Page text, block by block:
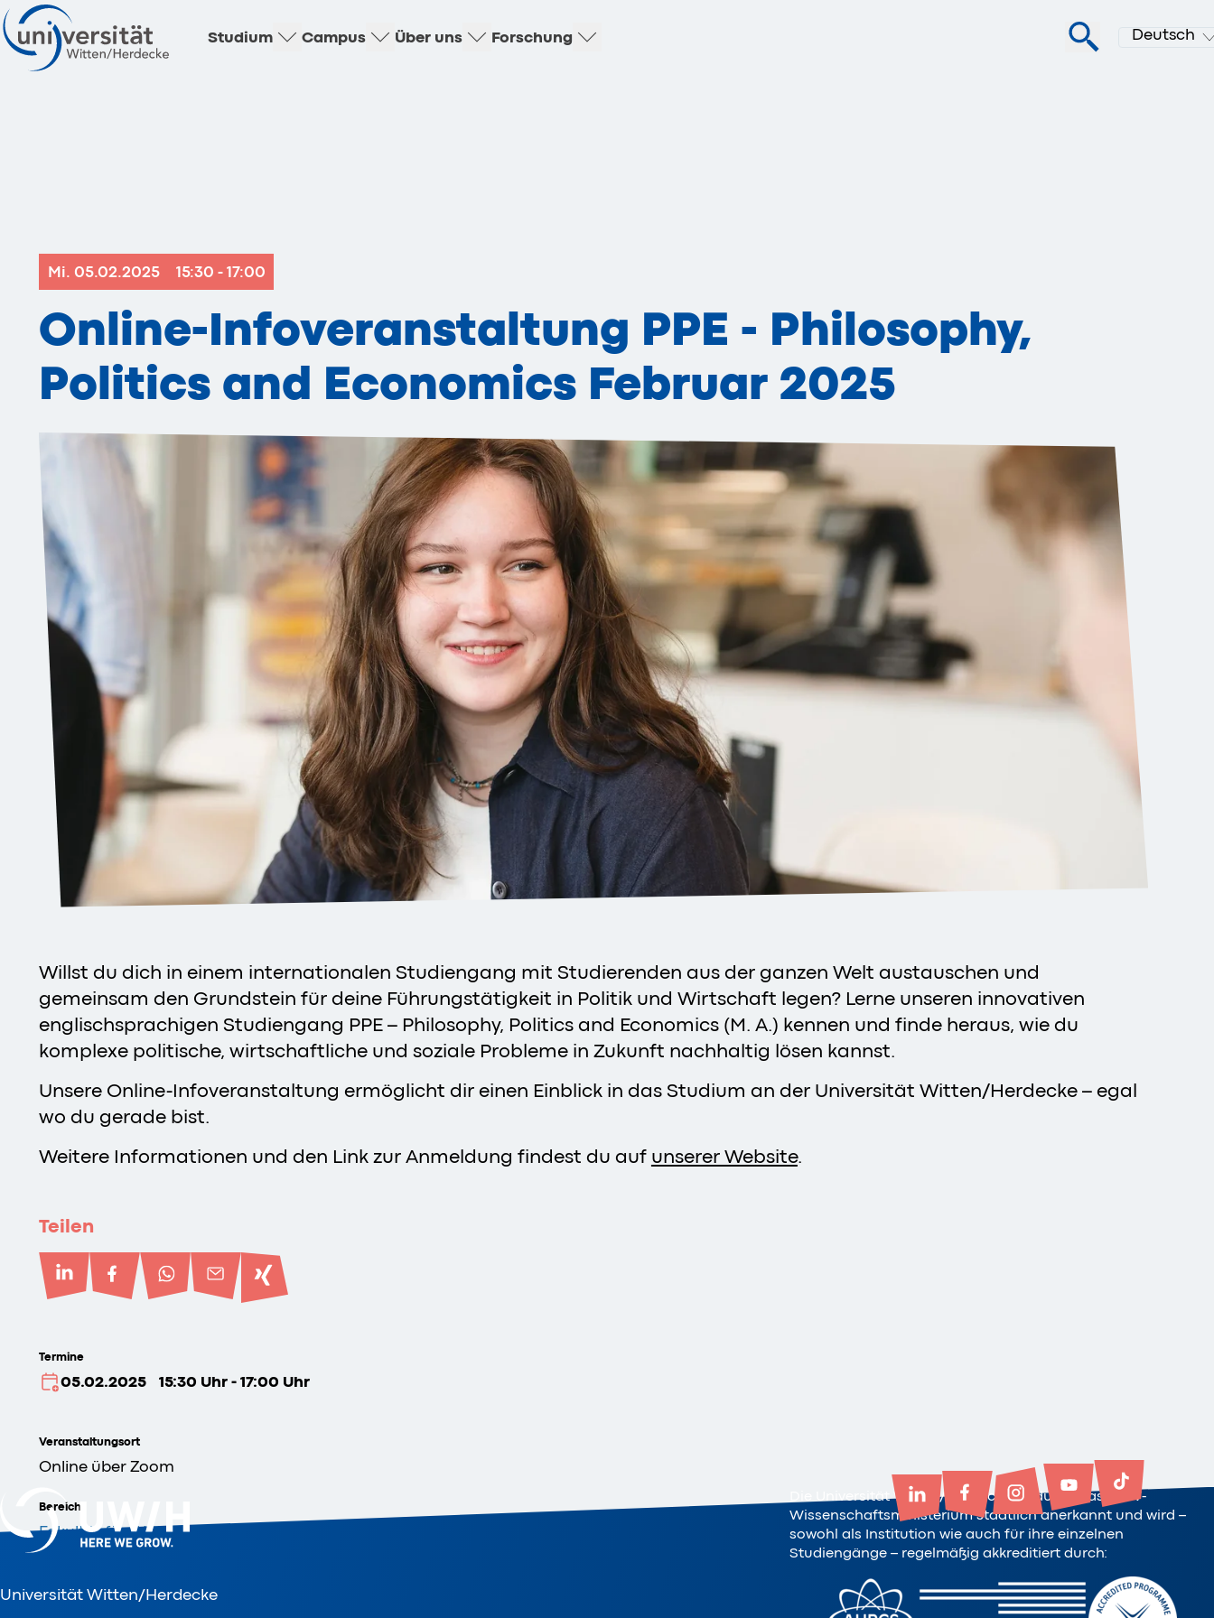
Studium Campus Über uns Forschung Deutsch
Mi. 05.02.2025 15:30 - 17:00
Online-Infoveranstaltung PPE - Philosophy,
Politics and Economics Februar 2025
Willst du dich in einem internationalen Studiengang mit Studierenden aus der ganzen Welt austauschen und
gemeinsam den Grundstein für deine Führungstätigkeit in Politik und Wirtschaft legen? Lerne unseren innovativen
englischsprachigen Studiengang PPE – Philosophy, Politics and Economics (M. A.) kennen und finde heraus, wie du
komplexe politische, wirtschaftliche und soziale Probleme in Zukunft nachhaltig lösen kannst.
Unsere Online-Infoveranstaltung ermöglicht dir einen Einblick in das Studium an der Universität Witten/Herdecke – egal
wo du gerade bist.
Weitere Informationen und den Link zur Anmeldung findest du auf unserer Website.
Teilen
Termine
05.02.2025 15:30 Uhr - 17:00 Uhr
Veranstaltungsort
Online über Zoom
Bereich
Fakultät für Wirtschaft und Gesellschaft
Studiengang PPE – Philosophy, Politics and Economics
Universität Witten/Herdecke
Die Universität Witten/Herdecke ist durch das NRW-
Wissenschaftsministerium staatlich anerkannt und wird –
sowohl als Institution wie auch für ihre einzelnen
Studiengänge – regelmäßig akkreditiert durch: